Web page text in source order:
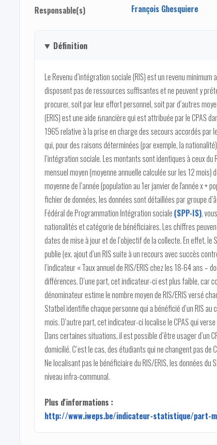
Responsable(s)
François Ghesquiere
Définition
Le Revenu d’intégration sociale (RIS) est un revenu
disposent pas de ressources suffisantes et ne peuvent y
procurer, soit par leur effort personnel, soit par d’autres
(ERIS) est une aide ﬁnancière qui est attribuée par le CPAS
1965 relative à la prise en charge des secours accordés par
qui, pour des raisons déterminées (par exemple, la
l’intégration sociale. Les montants sont identiques à ceux du
mensuel moyen (moyenne annuelle calculée sur les 12 mois)
moyenne de l’année (population au 1er janvier de l'année x +
fichier de données, les données sont détaillées par groupe
Fédéral de Programmation Intégration sociale (SPP-IS),
nationalités et catégorie de bénéficiaires. Les chiffres
dates de mise à jour et de l’objectif de la collecte. En effet,
publie (ex. ajout d’un RIS suite à un recours avec succès
l’indicateur « Taux annuel de RIS/ERIS chez les 18-64 ans –
différences. D’une part, cet indicateur-ci est plus faible, car
dénominateur estime le nombre moyen de RIS/ERIS versé
Statbel identifie chaque personne qui a bénéficié d’un RIS au
mois. D’autre part, cet indicateur-ci localise le CPAS qui
Dans certaines situations, il est possible d’être usager d’un
domicilié. C’est le cas, des étudiants qui ne changent pas de
Ne localisant pas le bénéficiaire du RIS/ERIS, les données
niveau infra-communal.
Plus d'informations :
http://www.iweps.be/indicateur-statistique/part-